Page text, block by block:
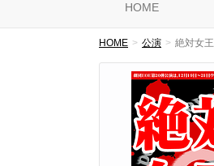
HOME
HOME 公演 絶対女王